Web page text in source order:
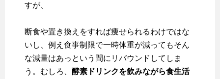
すが、
断食や置き換えをすれば痩せられるわけではな
いし、例え食事制限で一時体重が減ってもそん
な減量はあっという間にリバウンドしてしま
う。むしろ、 酵素ドリンクを飲みながら食生活